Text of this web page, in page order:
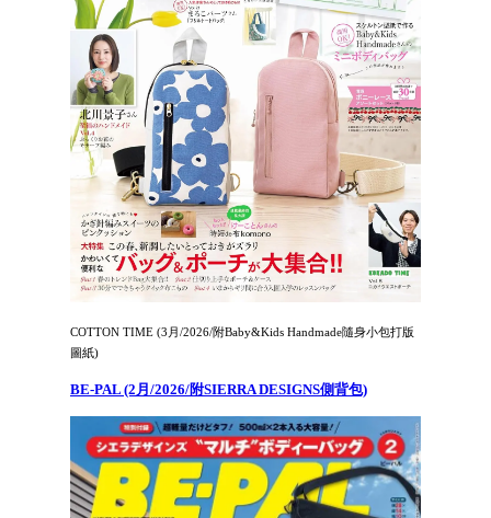
COTTON TIME (3月/2026/附Baby&Kids Handmade隨身小包打版
圖紙)
BE-PAL (2月/2026/附SIERRA DESIGNS側背包)